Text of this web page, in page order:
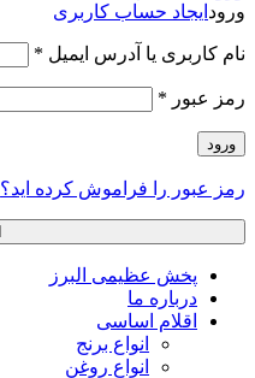
ورود ایجاد حساب کاربری
نام کاربری یا آدرس ایمیل *
رمز عبور *
ورود
رمز عبور را فراموش کرده اید؟
پخش عظیمی البرز
درباره ما
اقلام اساسی
انواع برنج
انواع روغن